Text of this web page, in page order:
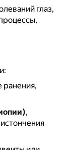
глаз,
ранения,
,